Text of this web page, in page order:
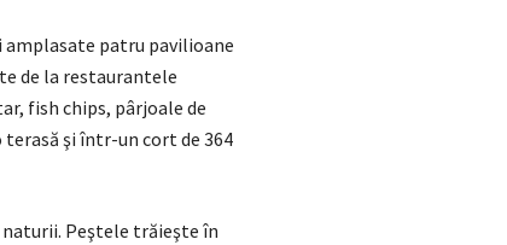
patru pavilioane
de la restaurantele
fish chips, pârjoale de
terasă şi într-un cort de 364
Peştele trăieşte în